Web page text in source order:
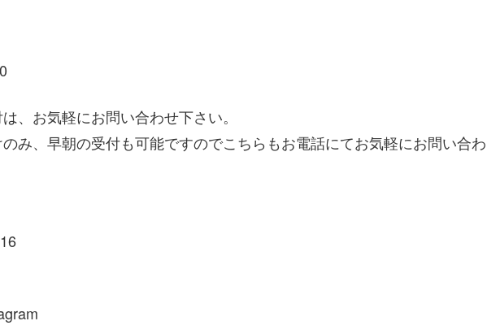
、お気軽にお問い合わせ下さい。
み、早朝の受付も可能ですのでこちらもお電話にてお気軽にお問い合わ